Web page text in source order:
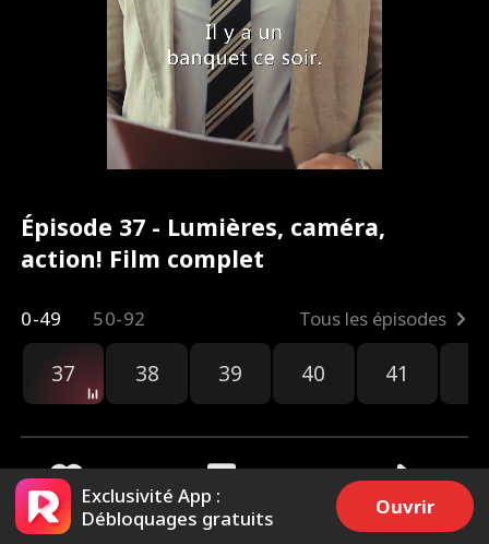
Épisode 37 - Lumières, caméra,
action! Film complet
0-49 50-92 Tous les épisodes
37 38 39 40 41
2.8k 77.8k Partager
Exclusivité App :
Débloquages gratuits
Ouvrir